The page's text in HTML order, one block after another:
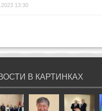
13:30
В КАРТИНКАХ